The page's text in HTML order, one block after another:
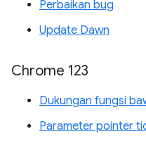
Perbaikan bug
Update Dawn
Chrome 123
Dukungan fungsi
Parameter pointer